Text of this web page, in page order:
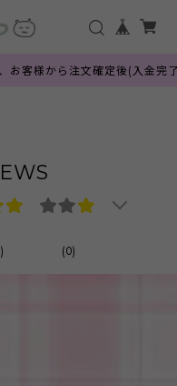
お客様から注文確定後(入金完
(0)